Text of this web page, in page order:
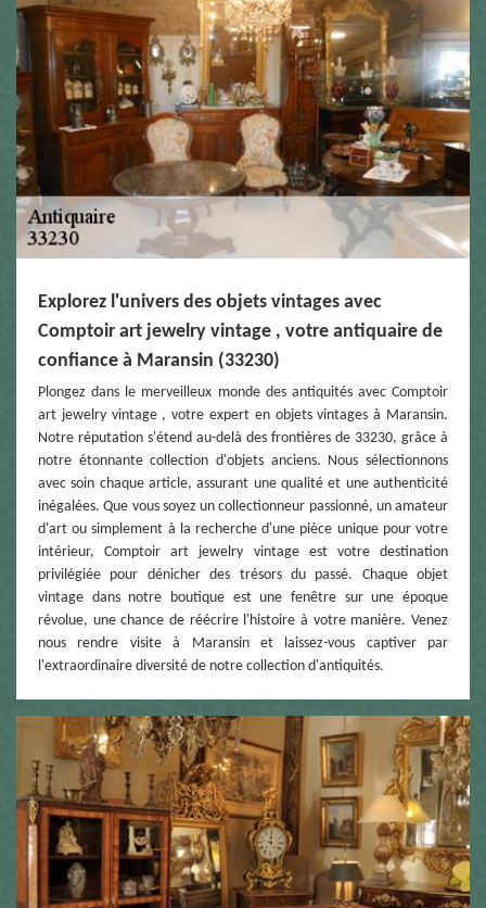
Explorez l'univers des objets vintages avec
Comptoir art jewelry vintage , votre antiquaire de
confiance à Maransin (33230)
Plongez dans le merveilleux monde des antiquités avec Comptoir
art jewelry vintage , votre expert en objets vintages à Maransin.
Notre réputation s'étend au-delà des frontières de 33230, grâce à
notre étonnante collection d'objets anciens. Nous sélectionnons
avec soin chaque article, assurant une qualité et une authenticité
inégalées. Que vous soyez un collectionneur passionné, un amateur
d'art ou simplement à la recherche d'une pièce unique pour votre
intérieur, Comptoir art jewelry vintage est votre destination
privilégiée pour dénicher des trésors du passé. Chaque objet
vintage dans notre boutique est une fenêtre sur une époque
révolue, une chance de réécrire l'histoire à votre manière. Venez
nous rendre visite à Maransin et laissez-vous captiver par
l'extraordinaire diversité de notre collection d'antiquités.